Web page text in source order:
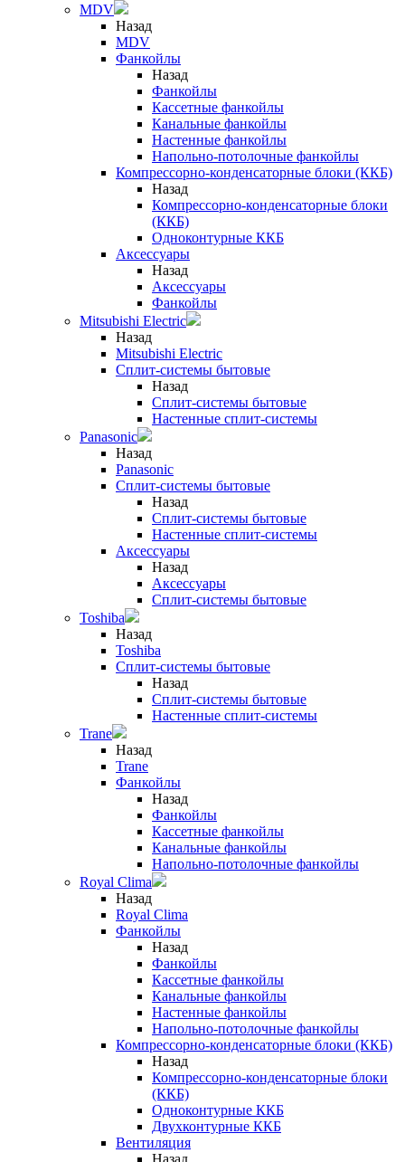
MDV
Назад
MDV
Фанкойлы
Назад
Фанкойлы
Кассетные фанкойлы
Канальные фанкойлы
Настенные фанкойлы
Напольно-потолочные фанкойлы
Компрессорно-конденсаторные блоки (ККБ)
Назад
Компрессорно-конденсаторные блоки
(ККБ)
Одноконтурные ККБ
Аксессуары
Назад
Аксессуары
Фанкойлы
Mitsubishi Electric
Назад
Mitsubishi Electric
Сплит-системы бытовые
Назад
Сплит-системы бытовые
Настенные сплит-системы
Panasonic
Назад
Panasonic
Сплит-системы бытовые
Назад
Сплит-системы бытовые
Настенные сплит-системы
Аксессуары
Назад
Аксессуары
Сплит-системы бытовые
Toshiba
Назад
Toshiba
Сплит-системы бытовые
Назад
Сплит-системы бытовые
Настенные сплит-системы
Trane
Назад
Trane
Фанкойлы
Назад
Фанкойлы
Кассетные фанкойлы
Канальные фанкойлы
Напольно-потолочные фанкойлы
Royal Clima
Назад
Royal Clima
Фанкойлы
Назад
Фанкойлы
Кассетные фанкойлы
Канальные фанкойлы
Настенные фанкойлы
Напольно-потолочные фанкойлы
Компрессорно-конденсаторные блоки (ККБ)
Назад
Компрессорно-конденсаторные блоки
(ККБ)
Одноконтурные ККБ
Двухконтурные ККБ
Вентиляция
Назад